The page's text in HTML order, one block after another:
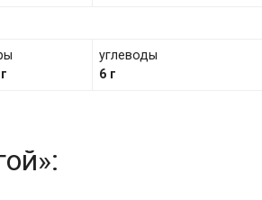
углеводы
6 г